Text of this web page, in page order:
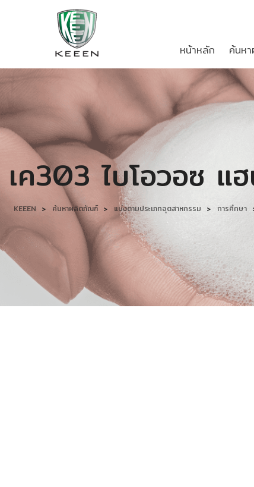
หน้าหลัก ค้นห
เค303 ไบโอวอซ
KEEEN > ค้นหาผลิตภัณฑ์ > แบ่งตามประเภทอุตสาหกรรม > การศึกษา